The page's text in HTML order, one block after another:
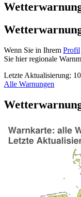
Wenn Sie in Ihrem Profil
Sie hier regionale
Letzte Aktualisierung:
Alle Warnungen